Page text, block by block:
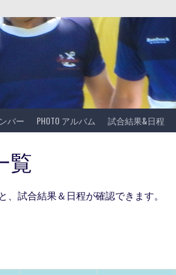
バー PHOTO アルバム 試合結果&日程
覧
、試合結果＆日程が確認できます。